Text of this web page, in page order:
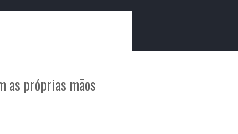
as próprias mãos